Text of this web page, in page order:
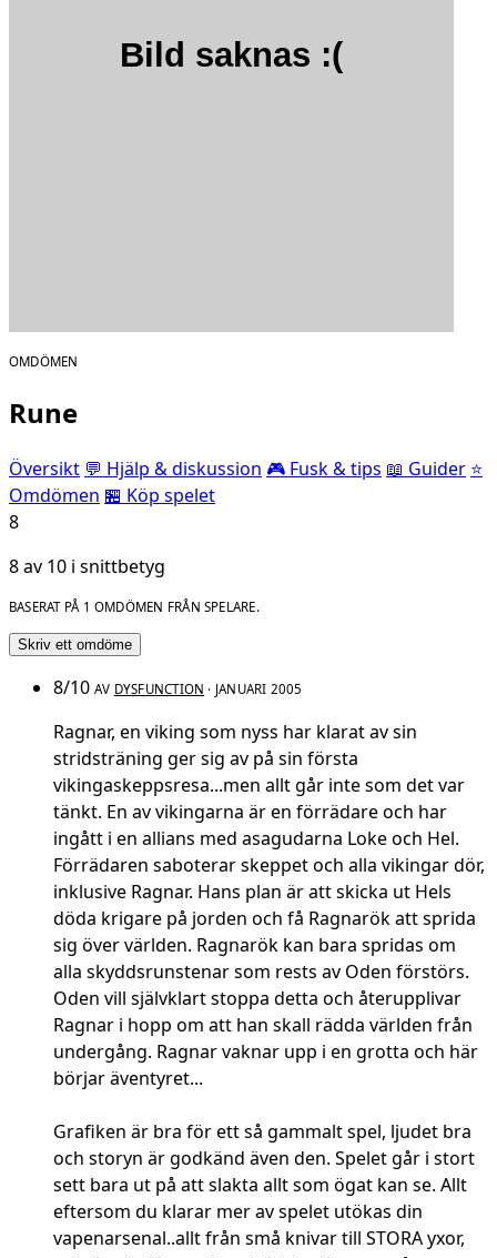
OMDÖMEN
Rune
Översikt 💬 Hjälp & diskussion 🎮 Fusk & tips 📖 Guider ⭐
Omdömen 🏪 Köp spelet
8
8 av 10 i snittbetyg
BASERAT PÅ 1 OMDÖMEN FRÅN SPELARE.
Skriv ett omdöme
8/10 AV DYSFUNCTION · JANUARI 2005
Ragnar, en viking som nyss har klarat av sin
stridsträning ger sig av på sin första
vikingaskeppsresa...men allt går inte som det var
tänkt. En av vikingarna är en förrädare och har
ingått i en allians med asagudarna Loke och Hel.
Förrädaren saboterar skeppet och alla vikingar dör,
inklusive Ragnar. Hans plan är att skicka ut Hels
döda krigare på jorden och få Ragnarök att sprida
sig över världen. Ragnarök kan bara spridas om
alla skyddsrunstenar som rests av Oden förstörs.
Oden vill självklart stoppa detta och återupplivar
Ragnar i hopp om att han skall rädda världen från
undergång. Ragnar vaknar upp i en grotta och här
börjar äventyret...
Grafiken är bra för ett så gammalt spel, ljudet bra
och storyn är godkänd även den. Spelet går i stort
sett bara ut på att slakta allt som ögat kan se. Allt
eftersom du klarar mer av spelet utökas din
vapenarsenal..allt från små knivar till STORA yxor,